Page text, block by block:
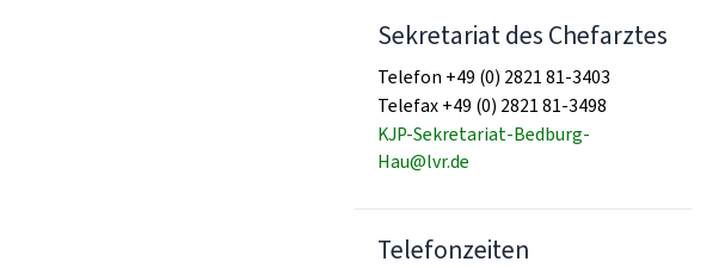
Sekretariat des Chefarztes
Telefon +49 (0) 2821 81-3403
Telefax +49 (0) 2821 81-3498
KJP-Sekretariat-Bedburg-
Hau@lvr.de
Telefonzeiten